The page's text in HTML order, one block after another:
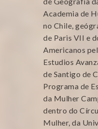
Academia de
no Chile,
de Paris VII e
Americanos
Estudios
de Santigo de
Programa de
da Mulher
dentro do
Mulher, da